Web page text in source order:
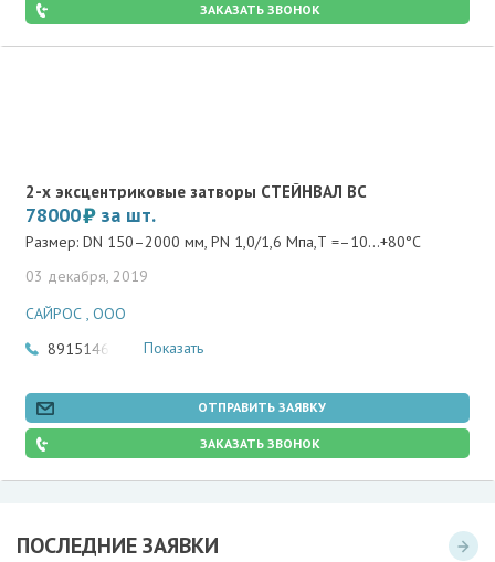
ЗАКАЗАТЬ ЗВОНОК
2-х эксцентриковые затворы СТЕЙНВАЛ ВС
78000 за шт.
Размер: DN 150–2000 мм, PN 1,0/1,6 Мпа,Т =–10…+80°С
03 декабря, 2019
САЙРОС , ООО
89151460388Показать
ОТПРАВИТЬ ЗАЯВКУ
ЗАКАЗАТЬ ЗВОНОК
ПОСЛЕДНИЕ ЗАЯВКИ